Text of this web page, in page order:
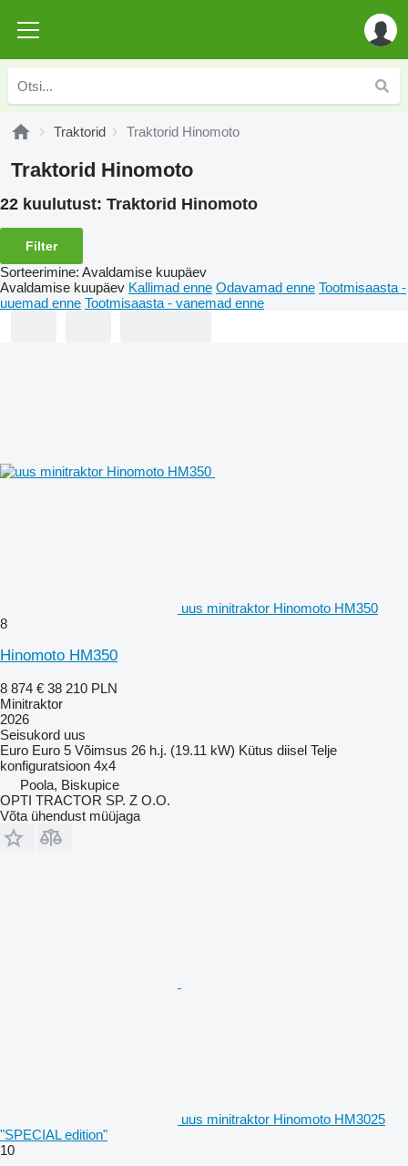
Traktorid Traktorid Hinomoto
Traktorid Hinomoto
22 kuulutust: Traktorid Hinomoto
Filter
Sorteerimine: Avaldamise kuupäev
Avaldamise kuupäev Kallimad enne Odavamad enne Tootmisaasta -
uuemad enne Tootmisaasta - vanemad enne
uus minitraktor Hinomoto HM350
8
Hinomoto HM350
8 874 € 38 210 PLN
Minitraktor
2026
Seisukord uus
Euro Euro 5 Võimsus 26 h.j. (19.11 kW) Kütus diisel Telje
konfiguratsioon 4x4
Poola, Biskupice
OPTI TRACTOR SP. Z O.O.
Võta ühendust müüjaga
uus minitraktor Hinomoto HM3025
"SPECIAL edition"
10